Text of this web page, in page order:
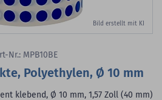
Bild erstellt mit KI
Nr.: MPB10BE
Polyethylen, Ø 10 mm
klebend, Ø 10 mm, 1,57 Zoll (40 mm)